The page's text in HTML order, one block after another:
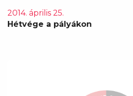
2014. április 25.
Hétvége a pályákon